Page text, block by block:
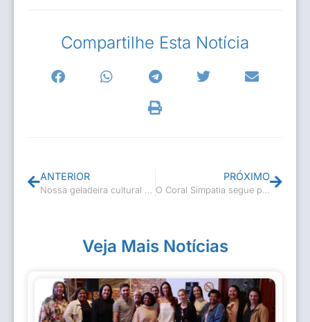
Compartilhe Esta Notícia
ANTERIOR
Nossa geladeira cultural chegou a Professor Souza
PRÓXIMO
O Coral Simpatia segue promovendo a Arte do Canto e Interação Social
Veja Mais Notícias